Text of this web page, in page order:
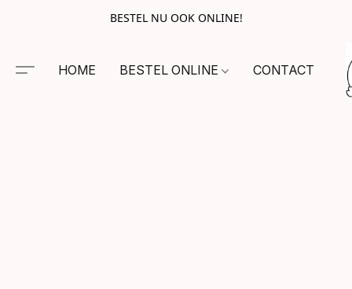
BESTEL NU OOK ONLINE!
HOME BESTEL ONLINE CONTACT